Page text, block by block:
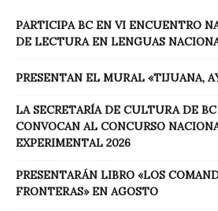
PARTICIPA BC EN VI ENCUENTRO
DE LECTURA EN LENGUAS
PRESENTAN EL MURAL «TIJUANA,
LA SECRETARÍA DE CULTURA DE
CONVOCAN AL CONCURSO
EXPERIMENTAL 2026
PRESENTARÁN LIBRO «LOS
FRONTERAS» EN AGOSTO